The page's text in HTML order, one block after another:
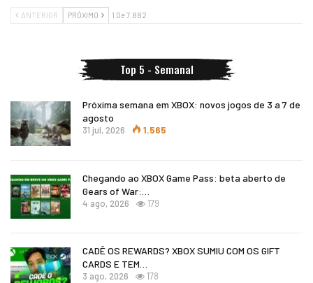
ANTERIOR PRÓXIMO 1 De 7.882
Top 5 - Semanal
Próxima semana em XBOX: novos jogos de 3 a 7 de
agosto
31 jul, 2026 1.565
Chegando ao XBOX Game Pass: beta aberto de
Gears of War:…
4 ago, 2026 179
CADÊ OS REWARDS? XBOX SUMIU COM OS GIFT
CARDS E TEM…
3 ago, 2026 178